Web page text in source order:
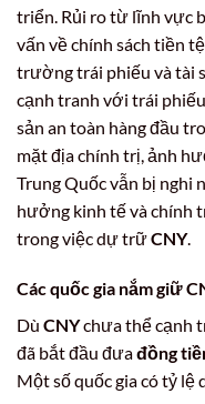
triển. Rủi ro từ lĩnh vực
vấn về chính sách tiền
trường trái phiếu và tài
cạnh tranh với trái
sản an toàn hàng đầu
mặt địa chính trị, ảnh
Trung Quốc vẫn bị nghi
hưởng kinh tế và chính
trong việc dự trữCNY.
Các quốc gia nắm giữ
Dù CNYchưa thể cạnh
đã bắt đầu đưađồng
Một số quốc gia có tỷ lệ